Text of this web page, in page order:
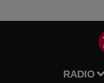
RADIO